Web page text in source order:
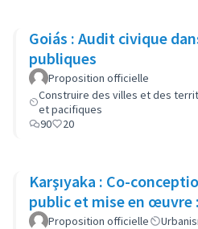
Goiás : Audit civique
publiques
Proposition officielle
Construire des villes et des
et pacifiques
90
20
Karşıyaka : Co-
public et mise en œuvre
Proposition officielle